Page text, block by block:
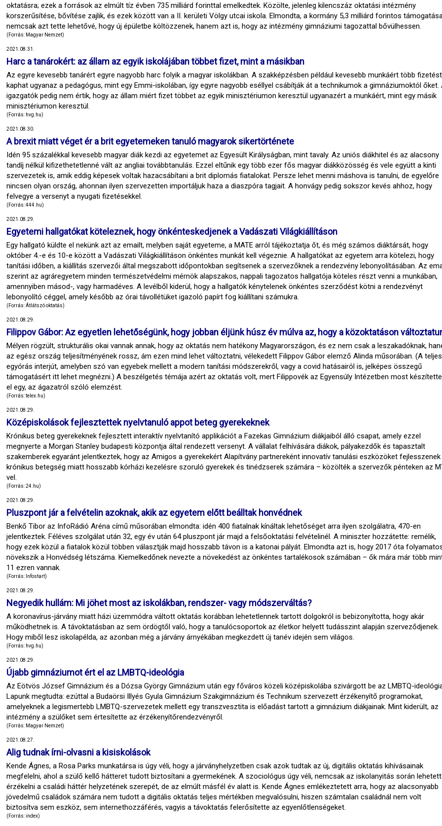
oktatásra; ezek a források az elmúlt tíz évben 735 milliárd forinttal emelkedtek. Közölte, jelenleg kilencszáz oktatási intézmény
korszerűsítése, bővítése zajlik, és ezek között van a II. kerületi Völgy utcai iskola. Elmondta, a kormány 5,3 milliárd forintos
nemcsak azt tette lehetővé, hogy új épületbe költözzenek, hanem azt is, hogy az intézmény gimnáziumi tagozattal bővülhessen.
(Forrás: Magyar Nemzet)
2021.08.31.
Harc a tanárokért: az állam az egyik iskolájában többet fizet, mint a másikban
Az egyre kevesebb tanárért egyre nagyobb harc folyik a magyar iskolákban. A szakképzésben például kevesebb munkáért több fizetést
kaphat ugyanaz a pedagógus, mint egy Emmi-iskolában, így egyre nagyobb eséllyel csábítják át a technikumok a gimnáziumoktól őket.
igazgatók pedig nem értik, hogy az állam miért fizet többet az egyik minisztériumon keresztül ugyanazért a munkáért, mint egy másik
minisztériumon keresztül.
(Forrás: hvg.hu)
2021.08.30.
A brexit miatt véget ér a brit egyetemeken tanuló magyarok sikertörténete
Idén 95 százalékkal kevesebb magyar diák kezdi az egyetemet az Egyesült Királyságban, mint tavaly. Az uniós diákhitel és az alacsony
tandíj nélkül kifizethetetlenné vált az angliai továbbtanulás. Ezzel eltűnik egy több ezer fős magyar diákközösség és vele együtt a kinti
szervezetek is, amik eddig képesek voltak hazacsábítani a brit diplomás fiatalokat. Persze lehet menni máshova is tanulni, de egyelőre
nincsen olyan ország, ahonnan ilyen szervezetten importáljuk haza a diaszpóra tagjait. A honvágy pedig sokszor kevés ahhoz, hogy
felvegye a versenyt a nyugati fizetésekkel.
(Forrás: 444.hu)
2021.08.29.
Egyetemi hallgatókat köteleznek, hogy önkénteskedjenek a Vadászati Világkiállításon
Egy hallgató küldte el nekünk azt az emailt, melyben saját egyeteme, a MATE arról tájékoztatja őt, és még számos diáktársát, hogy
október 4.-e és 10-e között a Vadászati Világkiállításon önkéntes munkát kell végeznie. A hallgatókat az egyetem arra kötelezi, hogy
tanítási időben, a kiállítás szervezői által megszabott időpontokban segítsenek a szervezőknek a rendezvény lebonyolításában. Az
szerint az agráregyetem minden természetvédelmi mérnök alapszakos, nappali tagozatos hallgatója köteles részt venni a munkában,
amennyiben másod-, vagy harmadéves. A levélből kiderül, hogy a hallgatók kénytelenek önkéntes szerződést kötni a rendezvényt
lebonyolító céggel, amely később az órai távollétüket igazoló papírt fog kiállítani számukra.
(Forrás: Átlátszó oktatás)
2021.08.29.
Filippov Gábor: Az egyetlen lehetőségünk, hogy jobban éljünk húsz év múlva az, hogy a közoktatáson
Mélyen rögzült, strukturális okai vannak annak, hogy az oktatás nem hatékony Magyarországon, és ez nem csak a leszakadóknak,
az egész ország teljesítményének rossz, ám ezen mind lehet változtatni, vélekedett Filippov Gábor elemző Alinda műsorában. (A
egyórás interjút, amelyben szó van egyebek mellett a modern tanítási módszerekről, vagy a covid hatásairól is, jelképes összegű
támogatásért itt lehet megnézni.) A beszélgetés témája azért az oktatás volt, mert Filippovék az Egyensúly Intézetben most
el egy, az ágazatról szóló elemzést.
(Forrás: telex.hu)
2021.08.29.
Középiskolások fejlesztettek nyelvtanuló appot beteg gyerekeknek
Krónikus beteg gyerekeknek fejlesztett interaktív nyelvtanító applikációt a Fazekas Gimnázium diákjaiból álló csapat, amely ezzel
megnyerte a Morgan Stanley budapesti központja által rendezett versenyt. A vállalat felhívására diákok, pályakezdők és tapasztalt
szakemberek egyaránt jelentkeztek, hogy az Amigos a gyerekekért Alapítvány partnereként innovatív tanulási eszközöket fejlesszenek
krónikus betegség miatt hosszabb kórházi kezelésre szoruló gyerekek és tinédzserek számára – közölték a szervezők pénteken az
vel.
(Forrás: 24.hu)
2021.08.29.
Pluszpont jár a felvételin azoknak, akik az egyetem előtt beálltak honvédnek
Benkő Tibor az InfoRádió Aréna című műsorában elmondta: idén 400 fiatalnak kínáltak lehetőséget arra ilyen szolgálatra, 470-en
jelentkeztek. Féléves szolgálat után 32, egy év után 64 pluszpont jár majd a felsőoktatási felvételinél. A miniszter hozzátette: remélik,
hogy ezek közül a fiatalok közül többen választják majd hosszabb távon is a katonai pályát. Elmondta azt is, hogy 2017 óta
növekszik a Honvédség létszáma. Kiemelkedőnek nevezte a növekedést az önkéntes tartalékosok számában – ők mára már több
11 ezren vannak.
(Forrás: Infostart)
2021.08.29.
Negyedik hullám: Mi jöhet most az iskolákban, rendszer- vagy módszerváltás?
A koronavírus-járvány miatt házi üzemmódra váltott oktatás korábban lehetetlennek tartott dolgokról is bebizonyította, hogy akár
működhetnek is. A távoktatásban az sem ördögtől való, hogy a tanulócsoportok az életkor helyett tudásszint alapján szerveződjenek.
Hogy miből lesz iskolapélda, az azonban még a járvány árnyékában megkezdett új tanév idején sem világos.
(Forrás: hvg.hu)
2021.08.29.
Újabb gimnáziumot ért el az LMBTQ-ideológia
Az Eötvös József Gimnázium és a Dózsa György Gimnázium után egy főváros közeli középiskolába szivárgott be az LMBTQ-
Lapunk megtudta: ezúttal a Budaörsi Illyés Gyula Gimnázium Szakgimnázium és Technikum szervezett érzékenyítő programokat,
amelyeknek a legismertebb LMBTQ-szervezetek mellett egy transzvesztita is előadást tartott a gimnázium diákjainak. Mint kiderült, az
intézmény a szülőket sem értesítette az érzékenyítőrendezvényről.
(Forrás: Magyar Nemzet)
2021.08.27.
Alig tudnak írni-olvasni a kisiskolások
Kende Ágnes, a Rosa Parks munkatársa is úgy véli, hogy a járványhelyzetben csak azok tudtak az új, digitális oktatás kihívásainak
megfelelni, ahol a szülő kellő hátteret tudott biztosítani a gyermekének. A szociológus úgy véli, nemcsak az iskolanyitás során lehetett
érzékelni a családi háttér helyzetének szerepét, de az elmúlt másfél év alatt is. Kende Ágnes emlékeztetett arra, hogy az alacsonyabb
jövedelmű családok számára nem tudott a digitális oktatás teljes mértékben megvalósulni, hiszen számtalan családnál nem volt
biztosítva sem eszköz, sem internethozzáférés, vagyis a távoktatás felerősítette az egyenlőtlenségeket.
(Forrás: index)